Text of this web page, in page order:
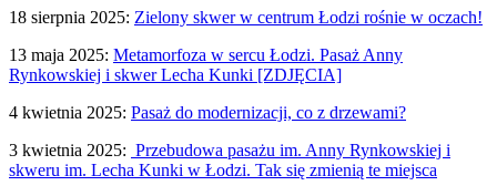
18 sierpnia 2025: Zielony skwer w centrum Łodzi rośnie w oczach!
13 maja 2025: Metamorfoza w sercu Łodzi. Pasaż Anny
Rynkowskiej i skwer Lecha Kunki [ZDJĘCIA]
4 kwietnia 2025: Pasaż do modernizacji, co z drzewami?
3 kwietnia 2025: Przebudowa pasażu im. Anny Rynkowskiej i
skweru im. Lecha Kunki w Łodzi. Tak się zmienią te miejsca